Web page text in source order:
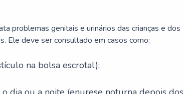
problemas genitais e urinários das crianças e dos
Ele deve ser consultado em casos como:
na bolsa escrotal);